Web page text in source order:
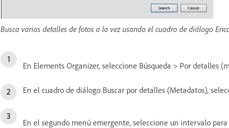
Busca varios detalles de fotos a la vez usando el cuadro de diálogo
En Elements Organizer, seleccione Búsqueda > Por detalles
En el cuadro de diálogo Buscar por detalles (Metadatos),
En el segundo menú emergente, seleccione un intervalo